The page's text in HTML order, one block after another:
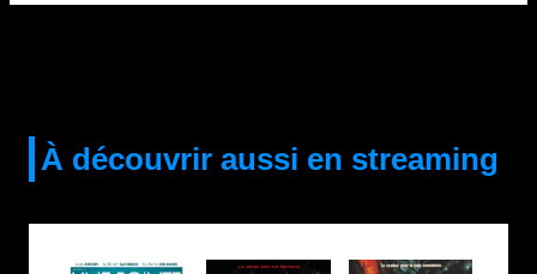
À découvrir aussi en streaming